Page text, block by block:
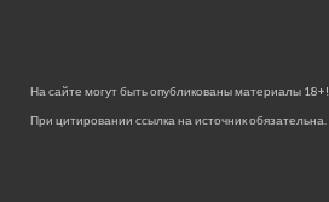
На сайте могут быть опубликованы материалы 18+!
При цитировании ссылка на источник обязательна.